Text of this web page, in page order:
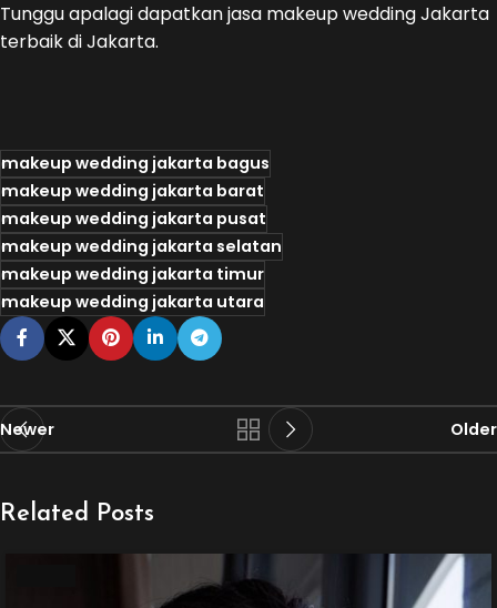
Tunggu apalagi dapatkan jasa makeup wedding Jakarta
terbaik di Jakarta.
makeup wedding jakarta bagus
makeup wedding jakarta barat
makeup wedding jakarta pusat
makeup wedding jakarta selatan
makeup wedding jakarta timur
makeup wedding jakarta utara
Newer Older
Related Posts